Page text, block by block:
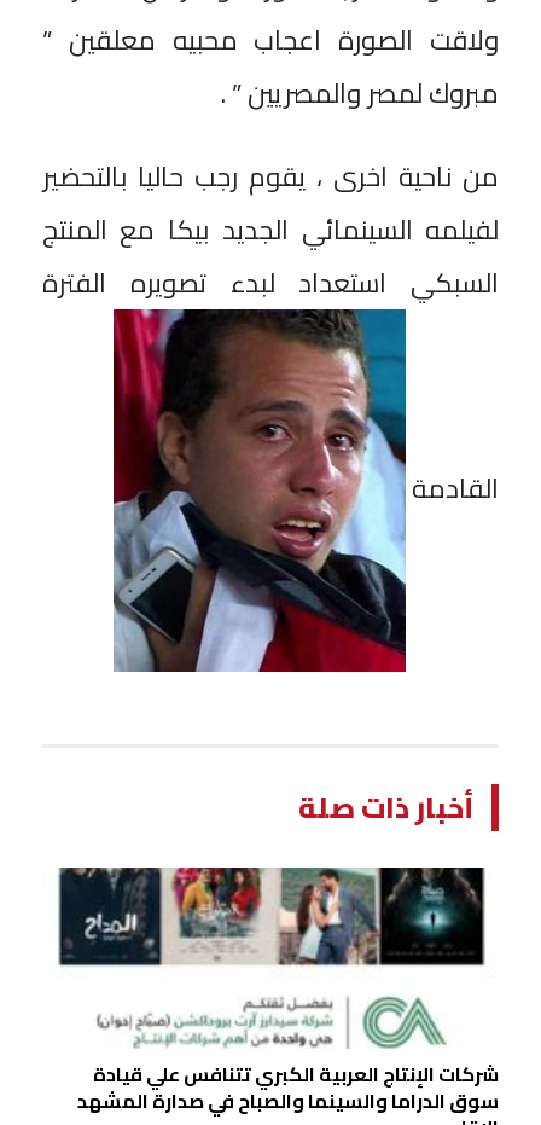
ولاقت الصورة اعجاب محبيه معلقين ”
مبروك لمصر والمصريين ” .
من ناحية اخرى ، يقوم رجب حاليا بالتحضير
لفيلمه السينمائي الجديد بيكا مع المنتج
السبكي استعداد لبدء تصويره الفترة
القادمة
أخبار ذات صلة
شركات الإنتاج العربية الكبري تتنافس علي قيادة
سوق الدراما والسينما والصباح في صدارة المشهد